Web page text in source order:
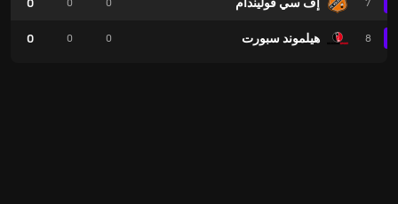
7
8 هيلموند سبورت
0
0
0
0
0